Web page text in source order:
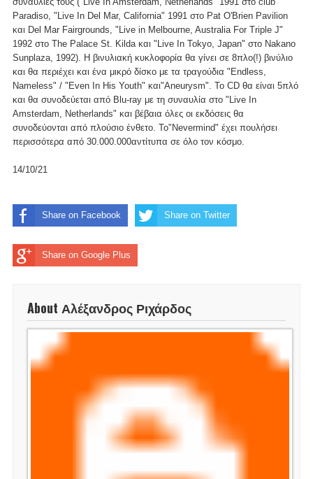
Paradiso, "Live In Del Mar, California" 1991 στο Pat O'Brien Pavilion
και Del Mar Fairgrounds, "Live in Melbourne, Australia For Triple J"
1992 στο The Palace St. Kilda και "Live In Tokyo, Japan" στο Nakano
Sunplaza, 1992). Η βινυλιακή κυκλοφορία θα γίνει σε 8πλο(!) βινύλιο
και θα περιέχει και ένα μικρό δίσκο με τα τραγούδια "Endless,
Nameless" / "Even In His Youth" και"Aneurysm". Το CD θα είναι 5πλό
και θα συνοδεύεται από Blu-ray με τη συναυλία στο "Live In
Amsterdam, Netherlands" και βέβαια όλες οι εκδόσεις θα
συνοδεύονται από πλούσιο ένθετο. Το"Nevermind" έχει πουλήσει
περισσότερα από 30.000.000αντίτυπα σε όλο τον κόσμο.
14/10/21
Share on Facebook Share on Twitter
Share on Google Plus
About Αλέξανδρος Ριχάρδος